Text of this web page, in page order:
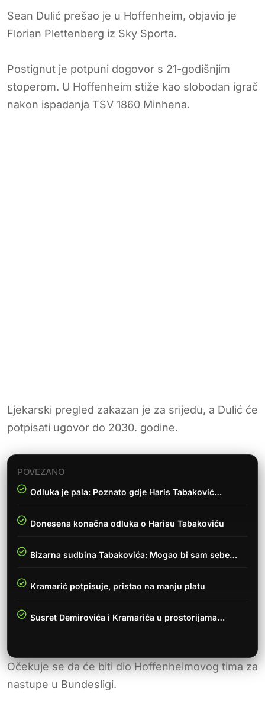
Sean Dulić prešao je u Hoffenheim, objavio je
Florian Plettenberg iz Sky Sporta.
Postignut je potpuni dogovor s 21-godišnjim
stoperom. U Hoffenheim stiže kao slobodan igrač
nakon ispadanja TSV 1860 Minhena.
Ljekarski pregled zakazan je za srijedu, a Dulić će
potpisati ugovor do 2030. godine.
POVEZANO
Odluka je pala: Poznato gdje Haris Tabaković…
Donesena konačna odluka o Harisu Tabakoviću
Bizarna sudbina Tabakovića: Mogao bi sam sebe…
Kramarić potpisuje, pristao na manju platu
Susret Demirovića i Kramarića u prostorijama…
Očekuje se da će biti dio Hoffenheimovog tima za
nastupe u Bundesligi.